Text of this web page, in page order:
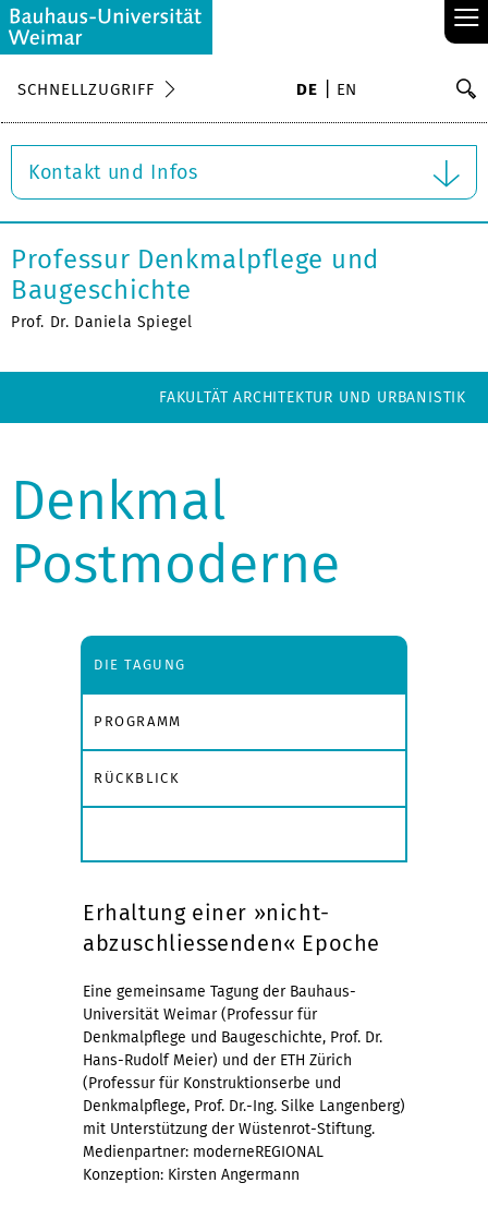
≡
SCHNELLZUGRIFF DE EN
Kontakt und Infos
Professur Denkmalpflege und
Baugeschichte
Prof. Dr. Daniela Spiegel
FAKULTÄT ARCHITEKTUR UND URBANISTIK
Denkmal
Postmoderne
DIE TAGUNG
PROGRAMM
RÜCKBLICK
Erhaltung einer »nicht-
abzuschliessenden« Epoche
Eine gemeinsame Tagung der Bauhaus-
Universität Weimar (Professur für
Denkmalpflege und Baugeschichte, Prof. Dr.
Hans-Rudolf Meier) und der ETH Zürich
(Professur für Konstruktionserbe und
Denkmalpflege, Prof. Dr.-Ing. Silke Langenberg)
mit Unterstützung der Wüstenrot-Stiftung.
Medienpartner: moderneREGIONAL
Konzeption: Kirsten Angermann